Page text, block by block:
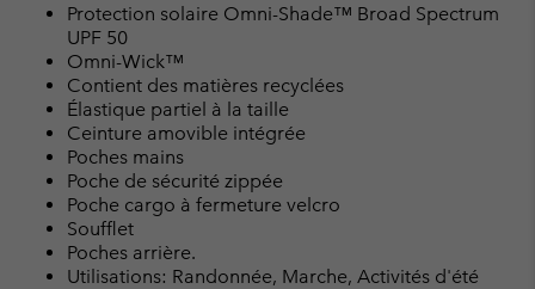
Protection solaire Omni-Shade™ Broad Spectrum
UPF 50
Omni-Wick™
Contient des matières recyclées
Élastique partiel à la taille
Ceinture amovible intégrée
Poches mains
Poche de sécurité zippée
Poche cargo à fermeture velcro
Soufflet
Poches arrière.
Utilisations: Randonnée, Marche, Activités d'été